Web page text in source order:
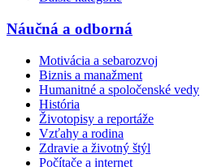
Náučná a odborná
Motivácia a sebarozvoj
Biznis a manažment
Humanitné a spoločenské vedy
História
Životopisy a reportáže
Vzťahy a rodina
Zdravie a životný štýl
Počítače a internet